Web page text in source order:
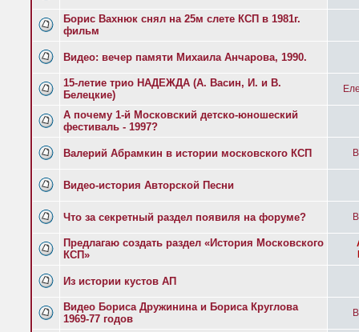
Борис Вахнюк снял на 25м слете КСП в 1981г.
фильм
Видео: вечер памяти Михаила Анчарова, 1990.
15-летие трио НАДЕЖДА (А. Васин, И. и В.
Белецкие)
А почему 1-й Московский детско-юношеский
фестиваль - 1997?
Валерий Абрамкин в истории московского КСП
Видео-история Авторской Песни
Что за секретный раздел появиля на форуме?
Предлагаю создать раздел «История Московского
КСП»
Из истории кустов АП
Видео Бориса Дружинина и Бориса Круглова
1969-77 годов